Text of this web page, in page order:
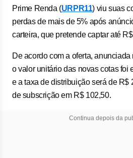
Prime Renda (URPR11) viu suas
perdas de mais de 5% após
carteira, que pretende captar até
De acordo com a oferta, anunciada
o valor unitário das novas cotas foi
e a taxa de distribuição será de R$
de subscrição em R$ 102,50.
Continua depois da